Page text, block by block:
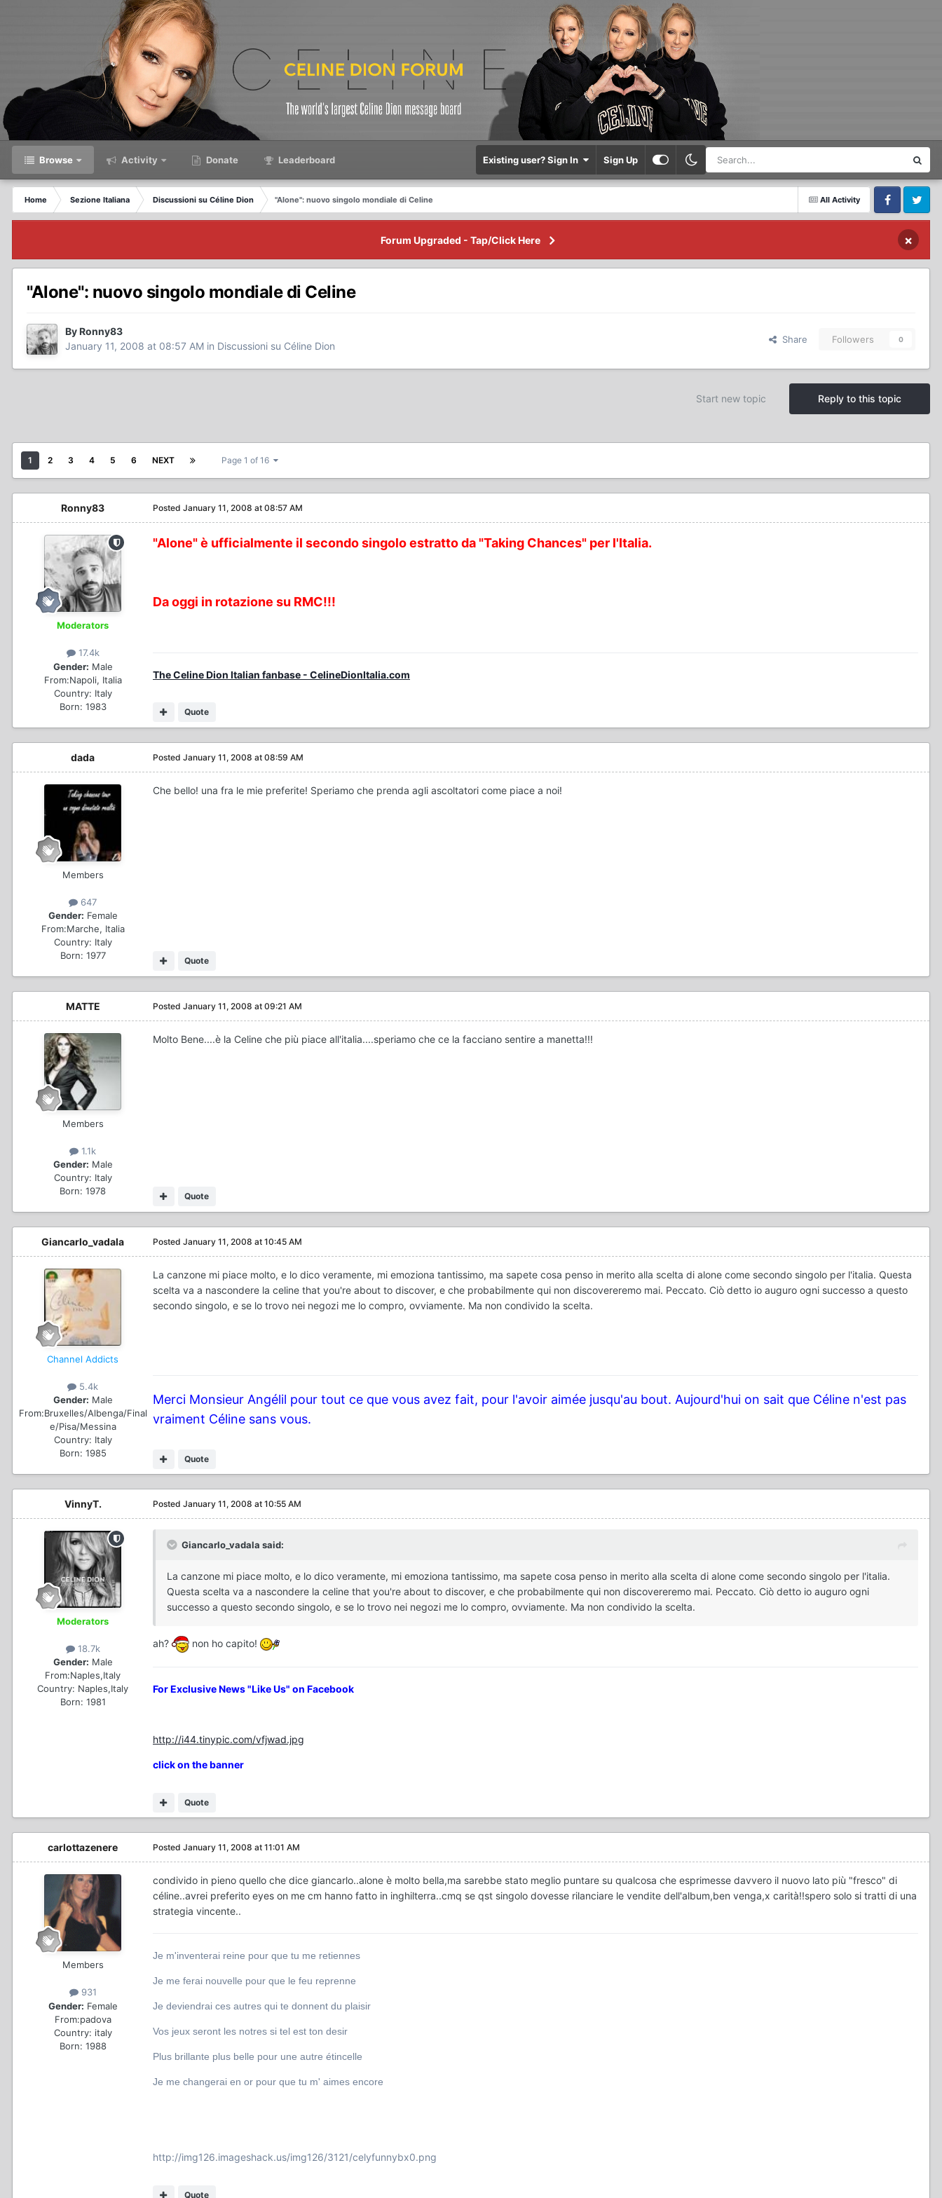
Browse Activity Donate Leaderboard Existing user? Sign In Sign Up
All Activity
Home Sezione Italiana Discussioni su Céline Dion
"Alone": nuovo singolo mondiale di Celine
FacebookTwitter
Forum Upgraded - Tap/Click Here ×
"Alone": nuovo singolo mondiale di Celine
By Ronny83
January 11, 2008 at 08:57 AM in Discussioni su Céline Dion
Share Followers 0
Reply to this topic
Start new topic
1 2 3 4 5 6 NEXT Page 1 of 16
Ronny83
Moderators
17.4k
Gender: Male
From:Napoli, Italia
Country: Italy
Born: 1983
Posted January 11, 2008 at 08:57 AM
"Alone" è ufficialmente il secondo singolo estratto da "Taking Chances" per l'Italia.
Da oggi in rotazione su RMC!!!
Quote
The Celine Dion Italian fanbase - CelineDionItalia.com
dada
Members
647
Gender: Female
From:Marche, Italia
Country: Italy
Born: 1977
Posted January 11, 2008 at 08:59 AM
Che bello! una fra le mie preferite! Speriamo che prenda agli ascoltatori come piace a noi!
Quote
MATTE
Members
1.1k
Gender: Male
Country: Italy
Born: 1978
Posted January 11, 2008 at 09:21 AM
Molto Bene....è la Celine che più piace all'italia....speriamo che ce la facciano sentire a manetta!!!
Quote
Giancarlo_vadala
Channel Addicts
5.4k
Gender: Male
From:Bruxelles/Albenga/Final
e/Pisa/Messina
Country: Italy
Born: 1985
Posted January 11, 2008 at 10:45 AM
La canzone mi piace molto, e lo dico veramente, mi emoziona tantissimo, ma sapete cosa penso in merito alla scelta di alone come secondo singolo per l'italia. Questa
scelta va a nascondere la celine that you're about to discover, e che probabilmente qui non discovereremo mai. Peccato. Ciò detto io auguro ogni successo a questo
secondo singolo, e se lo trovo nei negozi me lo compro, ovviamente. Ma non condivido la scelta.
Quote
Merci Monsieur Angélil pour tout ce que vous avez fait, pour l'avoir aimée jusqu'au bout. Aujourd'hui on sait que Céline n'est pas
vraiment Céline sans vous.
VinnyT.
Moderators
18.7k
Gender: Male
From:Naples,Italy
Country: Naples,Italy
Born: 1981
Posted January 11, 2008 at 10:55 AM
Giancarlo_vadala said:
La canzone mi piace molto, e lo dico veramente, mi emoziona tantissimo, ma sapete cosa penso in merito alla scelta di alone come secondo singolo per l'italia.
Questa scelta va a nascondere la celine that you're about to discover, e che probabilmente qui non discovereremo mai. Peccato. Ciò detto io auguro ogni
successo a questo secondo singolo, e se lo trovo nei negozi me lo compro, ovviamente. Ma non condivido la scelta.
ah? non ho capito!
Quote
For Exclusive News "Like Us" on Facebook
http://i44.tinypic.com/vfjwad.jpg
click on the banner
carlottazenere
Members
931
Gender: Female
From:padova
Country: italy
Born: 1988
Posted January 11, 2008 at 11:01 AM
condivido in pieno quello che dice giancarlo..alone è molto bella,ma sarebbe stato meglio puntare su qualcosa che esprimesse davvero il nuovo lato più "fresco" di
céline..avrei preferito eyes on me cm hanno fatto in inghilterra..cmq se qst singolo dovesse rilanciare le vendite dell'album,ben venga,x carità!!spero solo si tratti di una
strategia vincente..
Quote
Je m'inventerai reine pour que tu me retiennes
Je me ferai nouvelle pour que le feu reprenne
Je deviendrai ces autres qui te donnent du plaisir
Vos jeux seront les notres si tel est ton desir
Plus brillante plus belle pour une autre étincelle
Je me changerai en or pour que tu m' aimes encore
http://img126.imageshack.us/img126/3121/celyfunnybx0.png